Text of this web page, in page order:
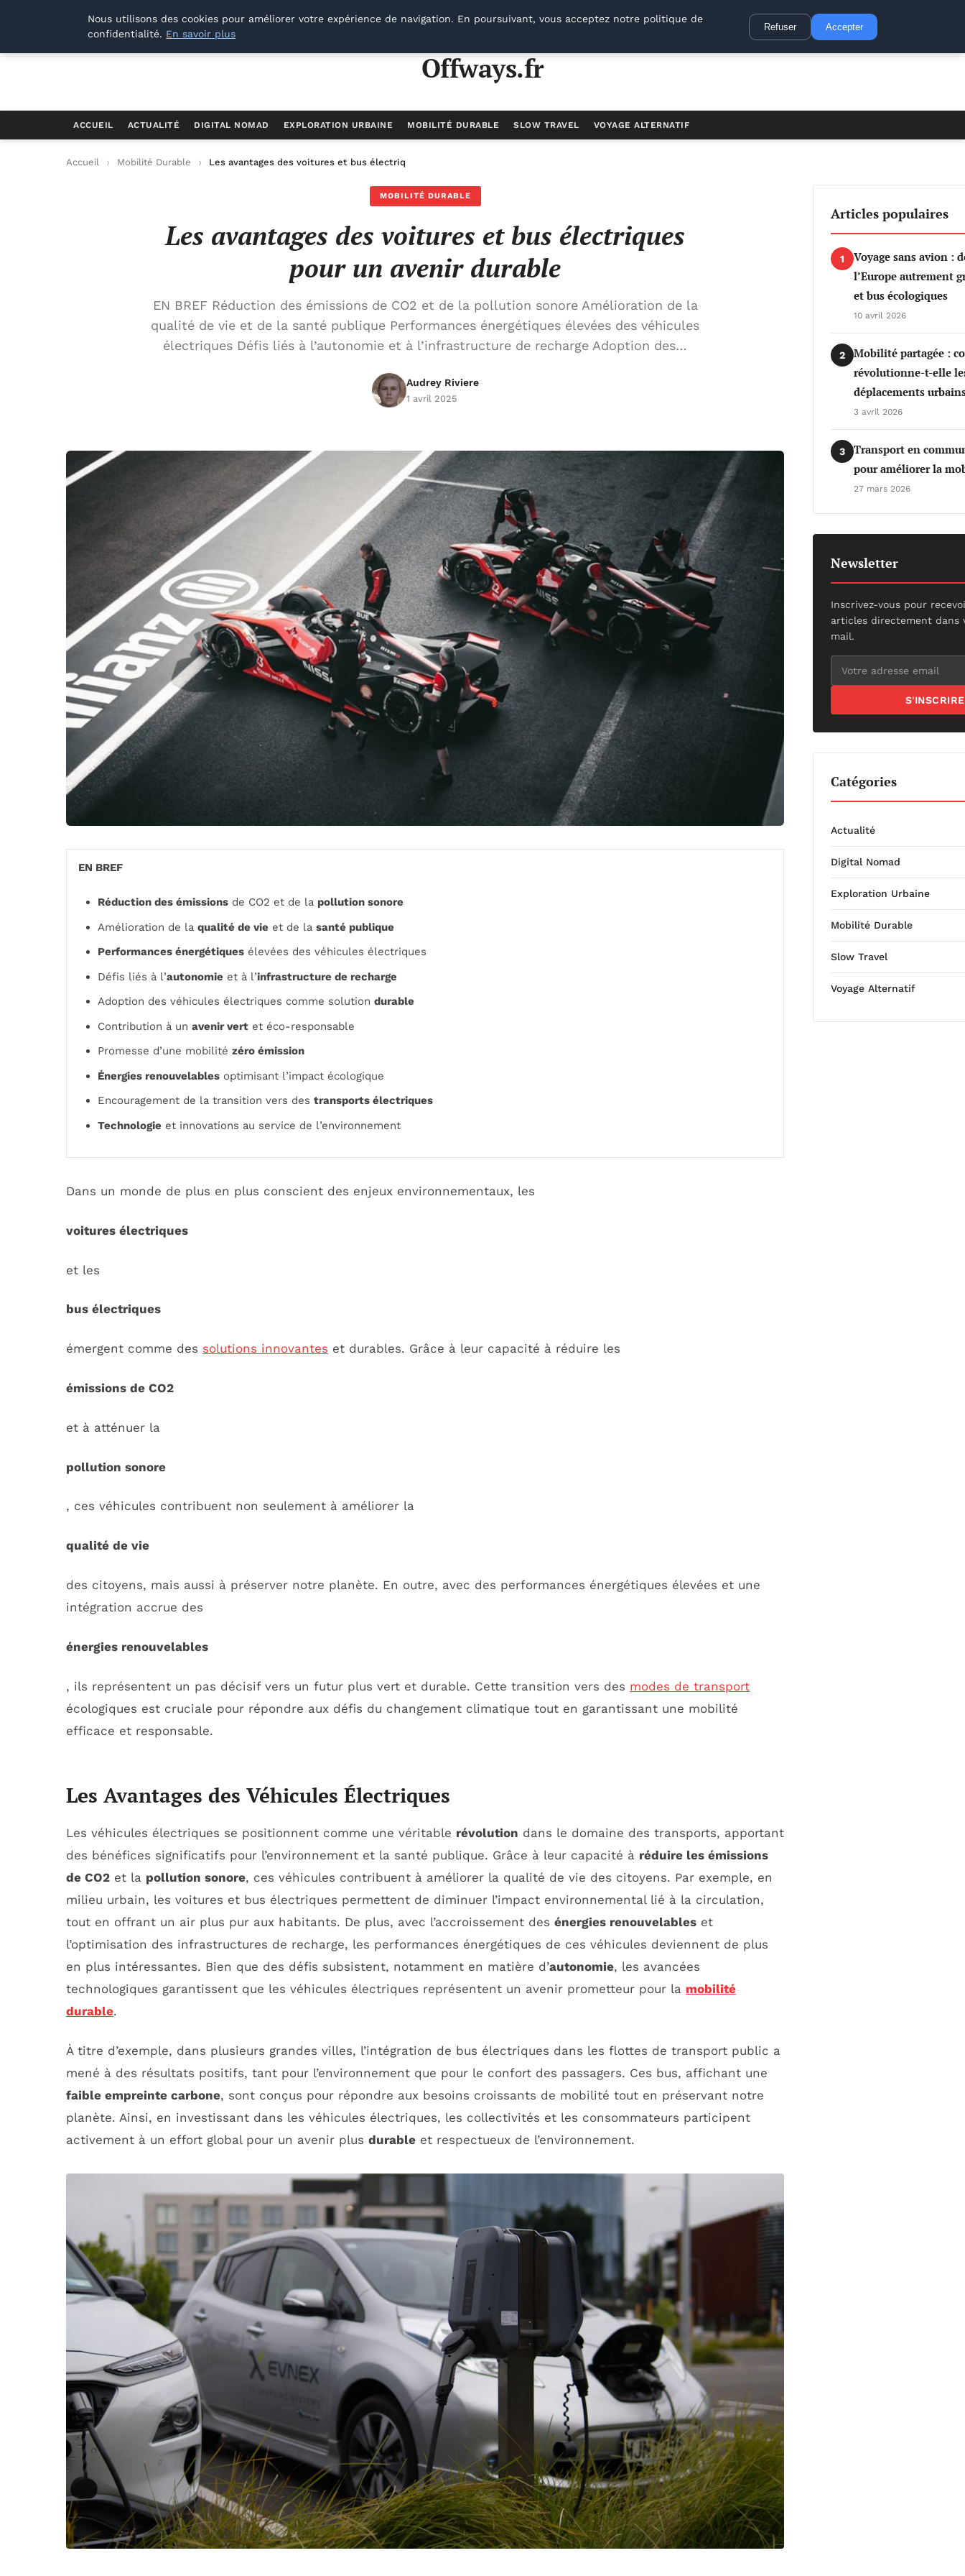
Offways.fr
Offways.fr
ACCUEIL ACTUALITÉ DIGITAL NOMAD EXPLORATION URBAINE MOBILITÉ DURABLE SLOW TRAVEL VOYAGE ALTERNATIF
Accueil Mobilité Durable Les avantages des voitures et bus électriques pour un avenir durable
MOBILITÉ DURABLE
Les avantages des voitures et bus électriques
pour un avenir durable
EN BREF Réduction des émissions de CO2 et de la pollution sonore Amélioration de la
qualité de vie et de la santé publique Performances énergétiques élevées des véhicules
électriques Défis liés à l’autonomie et à l’infrastructure de recharge Adoption des…
Audrey Riviere
1 avril 2025
EN BREF
Réduction des émissions de CO2 et de la pollution sonore
Amélioration de la qualité de vie et de la santé publique
Performances énergétiques élevées des véhicules électriques
Défis liés à l’autonomie et à l’infrastructure de recharge
Adoption des véhicules électriques comme solution durable
Contribution à un avenir vert et éco-responsable
Promesse d’une mobilité zéro émission
Énergies renouvelables optimisant l’impact écologique
Encouragement de la transition vers des transports électriques
Technologie et innovations au service de l’environnement
Dans un monde de plus en plus conscient des enjeux environnementaux, les
voitures électriques
et les
bus électriques
émergent comme des solutions innovantes et durables. Grâce à leur capacité à réduire les
émissions de CO2
et à atténuer la
pollution sonore
, ces véhicules contribuent non seulement à améliorer la
qualité de vie
des citoyens, mais aussi à préserver notre planète. En outre, avec des performances énergétiques élevées et une
intégration accrue des
énergies renouvelables
, ils représentent un pas décisif vers un futur plus vert et durable. Cette transition vers des modes de transport
écologiques est cruciale pour répondre aux défis du changement climatique tout en garantissant une mobilité
efficace et responsable.
Les Avantages des Véhicules Électriques
Les véhicules électriques se positionnent comme une véritable révolution dans le domaine des transports, apportant
des bénéfices significatifs pour l’environnement et la santé publique. Grâce à leur capacité à réduire les émissions
de CO2 et la pollution sonore, ces véhicules contribuent à améliorer la qualité de vie des citoyens. Par exemple, en
milieu urbain, les voitures et bus électriques permettent de diminuer l’impact environnemental lié à la circulation,
tout en offrant un air plus pur aux habitants. De plus, avec l’accroissement des énergies renouvelables et
l’optimisation des infrastructures de recharge, les performances énergétiques de ces véhicules deviennent de plus
en plus intéressantes. Bien que des défis subsistent, notamment en matière d’autonomie, les avancées
technologiques garantissent que les véhicules électriques représentent un avenir prometteur pour la mobilité
durable.
À titre d’exemple, dans plusieurs grandes villes, l’intégration de bus électriques dans les flottes de transport public a
mené à des résultats positifs, tant pour l’environnement que pour le confort des passagers. Ces bus, affichant une
faible empreinte carbone, sont conçus pour répondre aux besoins croissants de mobilité tout en préservant notre
planète. Ainsi, en investissant dans les véhicules électriques, les collectivités et les consommateurs participent
activement à un effort global pour un avenir plus durable et respectueux de l’environnement.
Articles populaires
1
Voyage sans avion :
l’Europe autrement
et bus écologiques
10 avril 2026
2
Mobilité partagée :
révolutionne-t-elle
déplacements
3 avril 2026
3
Transport en
pour améliorer la
27 mars 2026
Newsletter
Inscrivez-vous pour
articles directement dans
mail.
S'INSCRIRE
Catégories
Actualité
Digital Nomad
Exploration Urbaine
Mobilité Durable
Slow Travel
Voyage Alternatif
Nous utilisons des cookies pour améliorer votre expérience de navigation. En poursuivant, vous acceptez notre politique de
confidentialité. En savoir plus
Refuser Accepter